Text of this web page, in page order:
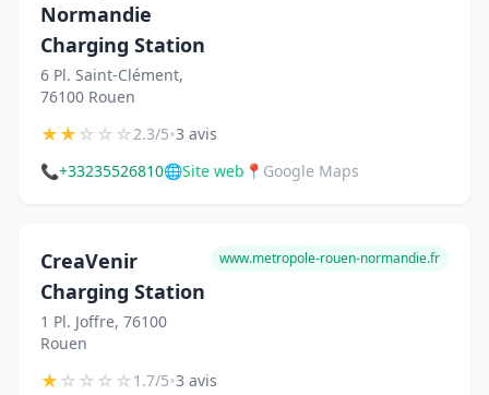
Normandie
Charging Station
6 Pl. Saint-Clément,
76100 Rouen
★★☆☆☆2.3/5•3 avis
📞+33235526810🌐Site web 📍 Google Maps
CreaVenir
Charging Station
1 Pl. Joffre, 76100
Rouen
www.metropole-rouen-normandie.fr
★☆☆☆☆1.7/5•3 avis